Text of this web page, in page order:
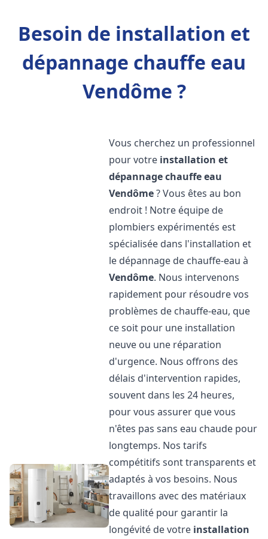
Besoin de installation et
dépannage chauffe eau
Vendôme ?
Vous cherchez un professionnel
pour votre installation et
dépannage chauffe eau
Vendôme? Vous êtes au bon
endroit ! Notre équipe de
plombiers expérimentés est
spécialisée dans l'installation et
le dépannage de chauffe-eau à
Vendôme. Nous intervenons
rapidement pour résoudre vos
problèmes de chauffe-eau, que
ce soit pour une installation
neuve ou une réparation
d'urgence. Nous offrons des
délais d'intervention rapides,
souvent dans les 24 heures,
pour vous assurer que vous
n'êtes pas sans eau chaude pour
longtemps. Nos tarifs
compétitifs sont transparents et
adaptés à vos besoins. Nous
travaillons avec des matériaux
de qualité pour garantir la
longévité de votre installation